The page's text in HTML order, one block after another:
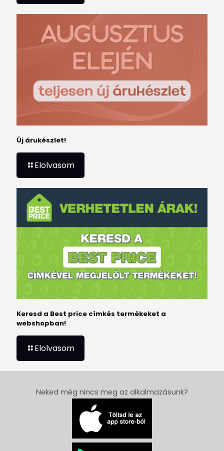
Új árukészlet!
Elolvasom
Keresd a Best price címkés termékeket a
webshopban!
Elolvasom
Neked még nincs meg az alkalmazásunk?